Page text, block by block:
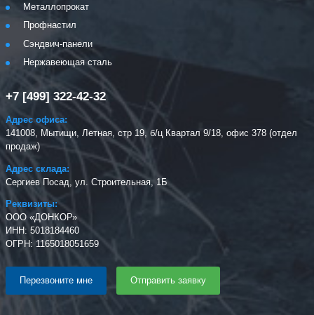
Металлопрокат
Профнастил
Сэндвич-панели
Нержавеющая сталь
+7 [499] 322-42-32
Адрес офиса:
141008, Мытищи, Летная, стр 19, б/ц Квартал 9/18, офис 378 (отдел
продаж)
Адрес склада:
Сергиев Посад, ул. Строительная, 1Б
Реквизиты:
ООО «ДОНКОР»
ИНН: 5018184460
ОГРН: 1165018051659
Перезвоните мне Отправить заявку